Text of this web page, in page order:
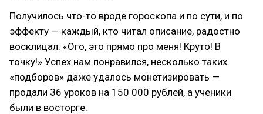
Получилось что-то вроде гороскопа и по сути, и по
эффекту — каждый, кто читал описание, радостно
восклицал: «Ого, это прямо про меня! Круто! В
точку!» Успех нам понравился, несколько таких
«подборов» даже удалось монетизировать —
продали 36 уроков на 150 000 рублей, а ученики
были в восторге.